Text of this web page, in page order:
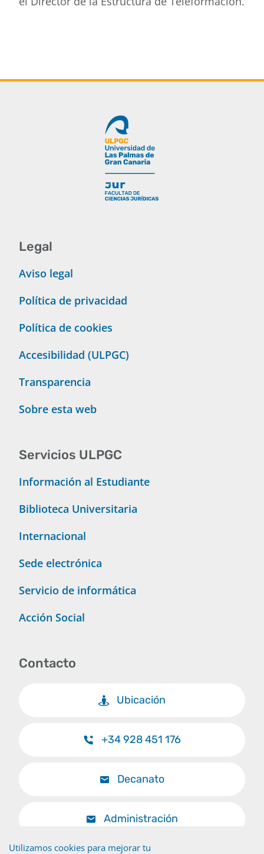
Legal
Aviso legal
Política de privacidad
Política de cookies
Accesibilidad (ULPGC)
Transparencia
Sobre esta web
Servicios ULPGC
Información al Estudiante
Biblioteca Universitaria
Internacional
Sede electrónica
Servicio de informática
Acción Social
Contacto
Ubicación
+34 928 451 176
Decanato
Administración
Utilizamos cookies para mejorar tu